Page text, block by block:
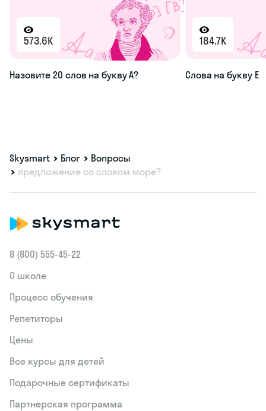
573.6K
Назовите 20 слов на букву А?
184.7K
Слова на букву Е
Skysmart Блог
Вопросы
предложение со словом море?
8 (800) 555‑45-22
О школе
Процесс обучения
Репетиторы
Цены
Все курсы для детей
Подарочные сертификаты
Партнерская программа